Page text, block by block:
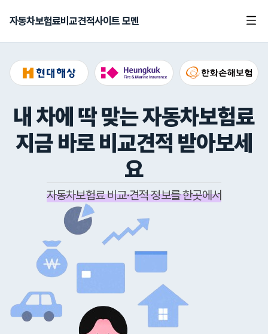
자동차보험료비교견적사이트 모멘
내 차에 딱 맞는 자동차보험료
지금 바로 비교견적 받아보세
요
자동차보험료 비교·견적 정보를 한곳에서